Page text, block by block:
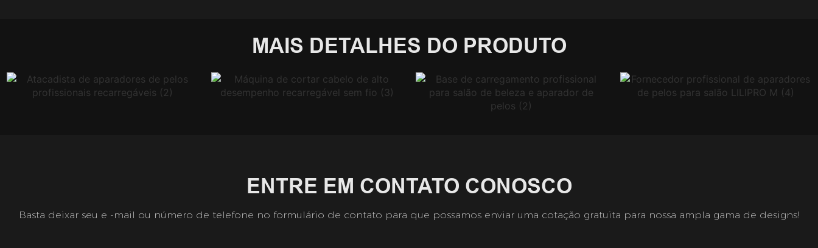
MAIS DETALHES DO PRODUTO
ENTRE EM CONTATO CONOSCO
Basta deixar seu e -mail ou número de telefone no formulário de contato para que possamos enviar uma cotação gratuita para nossa ampla gama de designs!